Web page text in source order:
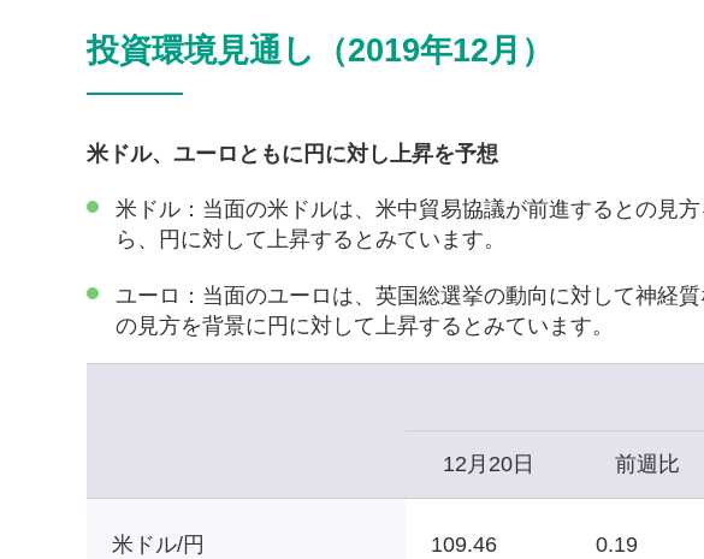
投資環境見通し（2019年12月）
米ドル、ユーロともに円に対し上昇を予想
米ドル：当面の米ドルは、米中貿易協議が前進するとの見
ら、円に対して上昇するとみています。
ユーロ：当面のユーロは、英国総選挙の動向に対して神経
の見方を背景に円に対して上昇するとみています。
12月20日 前週比
米ドル/円 109.46 0.19